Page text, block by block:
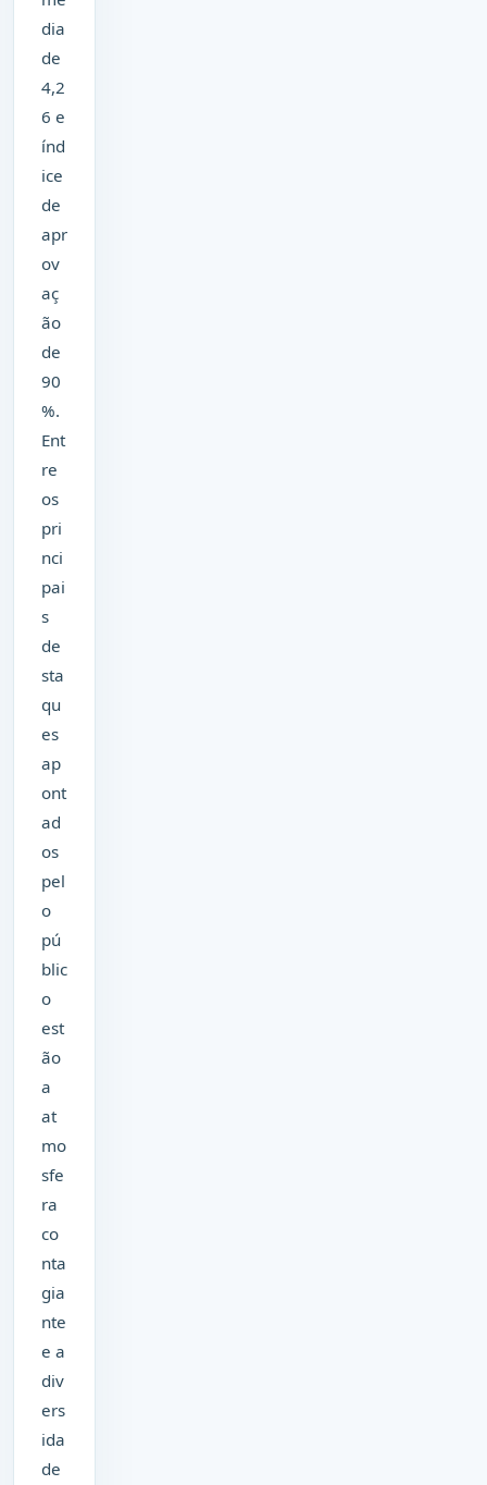
dia
de
4,2
6 e
índ
ice
de
apr
ov
aç
ão
de
90
%.
Ent
re
os
pri
nci
pai
s
de
sta
qu
es
ap
ont
ad
os
pel
o
pú
blic
o
est
ão
a
at
mo
sfe
ra
co
nta
gia
nte
e a
div
ers
ida
de